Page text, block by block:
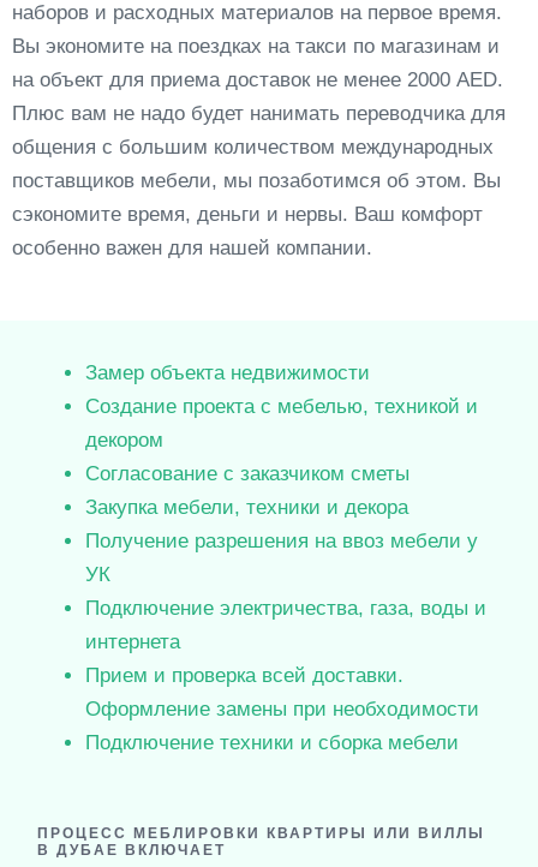
наборов и расходных материалов на первое время.
Вы экономите на поездках на такси по магазинам и
на объект для приема доставок не менее 2000 AED.
Плюс вам не надо будет нанимать переводчика для
общения с большим количеством международных
поставщиков мебели, мы позаботимся об этом. Вы
сэкономите время, деньги и нервы. Ваш комфорт
особенно важен для нашей компании.
Замер объекта недвижимости
Создание проекта с мебелью, техникой и
декором
Согласование с заказчиком сметы
Закупка мебели, техники и декора
Получение разрешения на ввоз мебели у
УК
Подключение электричества, газа, воды и
интернета
Прием и проверка всей доставки.
Оформление замены при необходимости
Подключение техники и сборка мебели
ПРОЦЕСС МЕБЛИРОВКИ КВАРТИРЫ ИЛИ ВИЛЛЫ
В ДУБАЕ ВКЛЮЧАЕТ